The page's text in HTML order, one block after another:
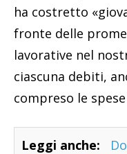
ha costretto
fronte delle
lavorative nel
ciascuna debiti,
compreso le
Leggi anche: